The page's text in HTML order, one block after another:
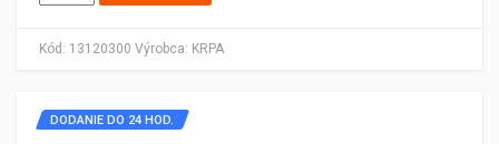
Kód: 13120300 Výrobca: KRPA
DODANIE DO 24 HOD.